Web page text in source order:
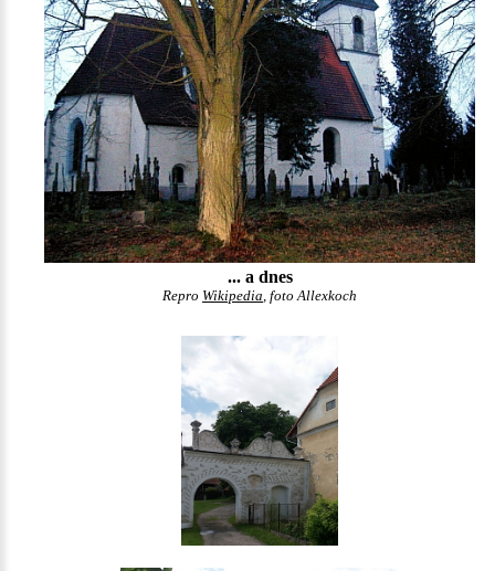
... a dnes
Repro Wikipedia , foto Allexkoch